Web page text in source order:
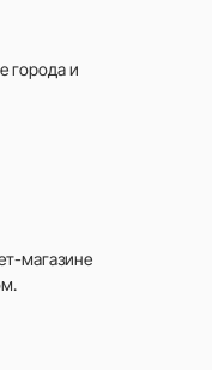
городаи
магазине